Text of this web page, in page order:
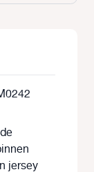
jersey